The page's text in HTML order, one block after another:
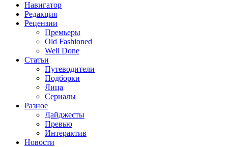
Навигатор
Редакция
Рецензии
Премьеры
Old Fashioned
Well Done
Статьи
Путеводители
Подборки
Лица
Сериалы
Разное
Дайджесты
Превью
Интерактив
Новости